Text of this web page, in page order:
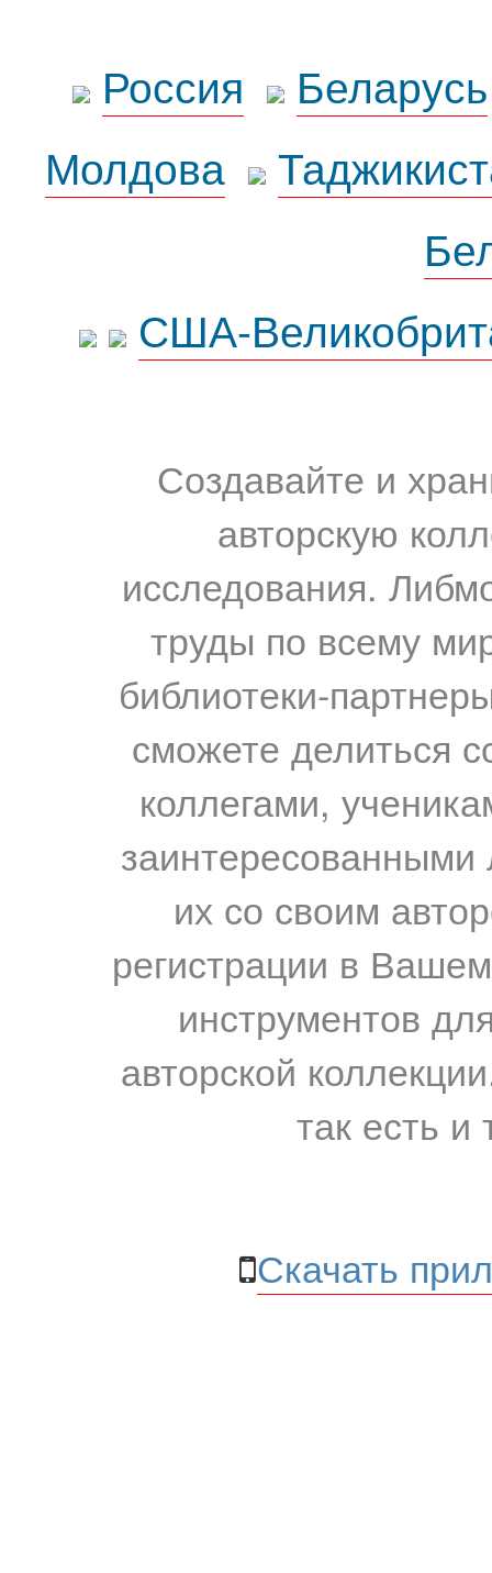
Россия
Беларусь
Молдова
США-
Создавайте и
авторскую
исследования.
труды по всему
библиотеки-
сможете делиться
коллегами,
их со своим
регистрации в
инструментов
авторской
так есть и
Скачать